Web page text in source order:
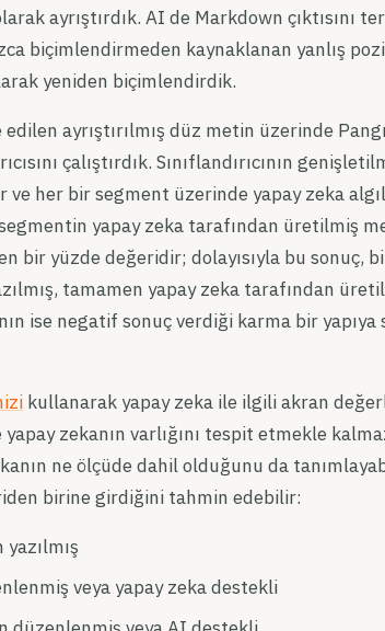
ayrıştırdık. AI de Markdown çıktısını
biçimlendirmeden kaynaklanan yanlış
yeniden biçimlendirdik.
ayrıştırılmış düz metin üzerinde
çalıştırdık. Sınıflandırıcının
ve her bir segment üzerinde yapay zeka
segmentin yapay zeka tarafından üretilmiş
bir yüzde değeridir; dolayısıyla bu sonuç,
tamamen yapay zeka tarafından
ise negatif sonuç verdiği karma bir
kullanarak yapay zeka ile ilgili akran
zekanın varlığını tespit etmekle
ne ölçüde dahil olduğunu da
birine girdiğini tahmin edebilir:
veya yapay zeka destekli